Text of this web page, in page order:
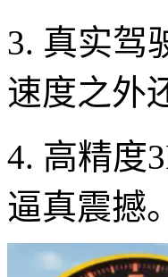
3. 真实驾
速度之外
4. 高精度
逼真震撼。